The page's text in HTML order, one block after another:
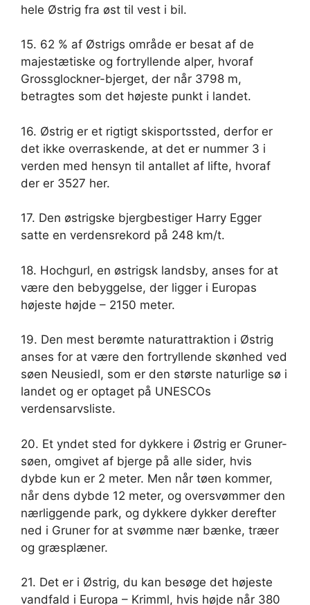
hele Østrig fra øst til vest i bil.
15. 62 % af Østrigs område er besat af de
majestætiske og fortryllende alper, hvoraf
Grossglockner-bjerget, der når 3798 m,
betragtes som det højeste punkt i landet.
16. Østrig er et rigtigt skisportssted, derfor er
det ikke overraskende, at det er nummer 3 i
verden med hensyn til antallet af lifte, hvoraf
der er 3527 her.
17. Den østrigske bjergbestiger Harry Egger
satte en verdensrekord på 248 km/t.
18. Hochgurl, en østrigsk landsby, anses for at
være den bebyggelse, der ligger i Europas
højeste højde – 2150 meter.
19. Den mest berømte naturattraktion i Østrig
anses for at være den fortryllende skønhed ved
søen Neusiedl, som er den største naturlige sø i
landet og er optaget på UNESCOs
verdensarvsliste.
20. Et yndet sted for dykkere i Østrig er Gruner-
søen, omgivet af bjerge på alle sider, hvis
dybde kun er 2 meter. Men når tøen kommer,
når dens dybde 12 meter, og oversvømmer den
nærliggende park, og dykkere dykker derefter
ned i Gruner for at svømme nær bænke, træer
og græsplæner.
21. Det er i Østrig, du kan besøge det højeste
vandfald i Europa – Krimml, hvis højde når 380